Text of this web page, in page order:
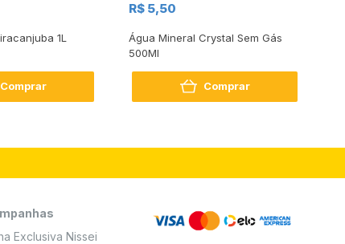
1L
Comprar
R$ 5,50
Água Mineral Crystal Sem Gás
500Ml
Comprar
Exclusiva Nissei